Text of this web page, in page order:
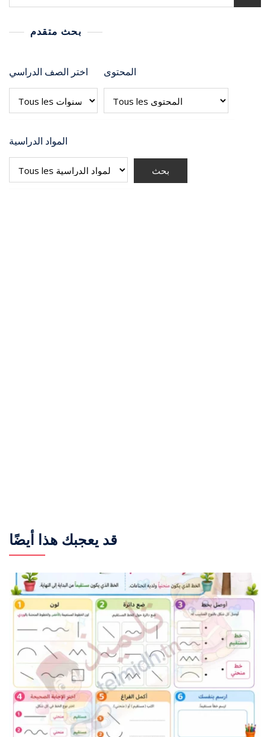
بحث متقدم
اختر الصف الدراسي المحتوى
المواد الدراسية
قد يعجبك هذا أيضًا